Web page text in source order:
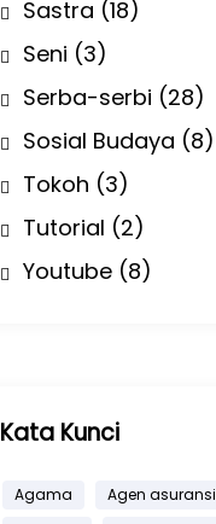
Sastra (18)
Seni (3)
Serba-serbi (28)
Sosial Budaya (8)
Tokoh (3)
Tutorial (2)
Youtube (8)
Kata Kunci
Agama Agen asuransi